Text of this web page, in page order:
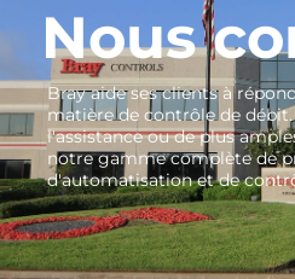
Nous
Bray aide ses clients à
matière de contrôle de
l'assistance ou de plus
notre gamme complète de
d'automatisation et de